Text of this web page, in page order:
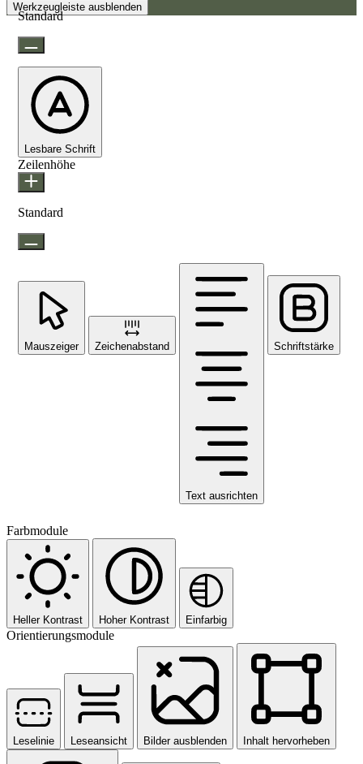
Werkzeugleiste ausblenden
Standard
Lesbare Schrift
Zeilenhöhe
Standard
Mauszeiger Zeichenabstand
Text ausrichten
Schriftstärke
Farbmodule
Heller Kontrast Hoher Kontrast Einfarbig
Orientierungsmodule
Leselinie Leseansicht Bilder ausblenden Inhalt hervorheben